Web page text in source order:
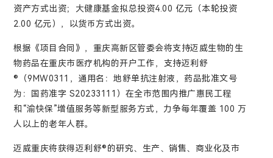
资产方式出资；大健康基金拟总投资4.00 亿元（本轮投资
2.00 亿元），以货币方式出资。
根据《项目合同》，重庆高新区管委会将支持迈威生物的生
物药品在重庆市医疗机构的开户工作，支持迈利舒
®（9MW0311，通用名：地舒单抗注射液，药品批准文号
为：国药准字 S20233111）在全市范围内推广惠民工程
和“渝快保”增值服务等新型服务方式，力争每年覆盖 100 万
人以上的老年人群。
迈威重庆将获得迈利舒®的研究、生产、销售、商业化及市